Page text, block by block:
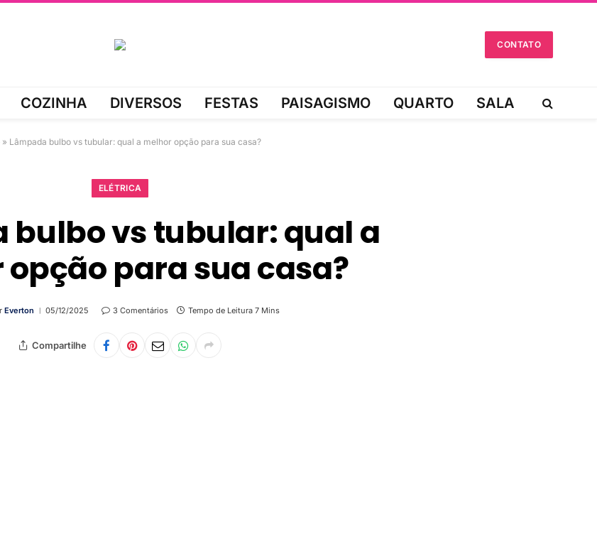
CONTATO
COZINHA DIVERSOS FESTAS PAISAGISMO QUARTO SALA
» Lâmpada bulbo vs tubular: qual a melhor opção para sua casa?
ELÉTRICA
bulbo vs tubular: qual a
para sua casa?
Everton 05/12/2025 3 Comentários Tempo de Leitura 7 Mins
Compartilhe